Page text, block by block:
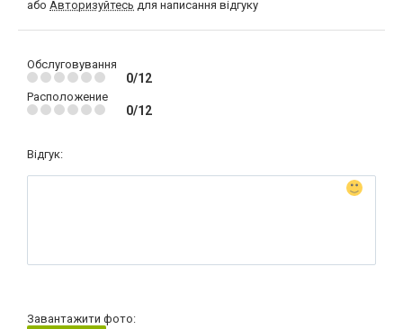
або Авторизуйтесь для написання відгуку
Обслуговування
0/12
Расположение
0/12
Відгук:
Завантажити фото: